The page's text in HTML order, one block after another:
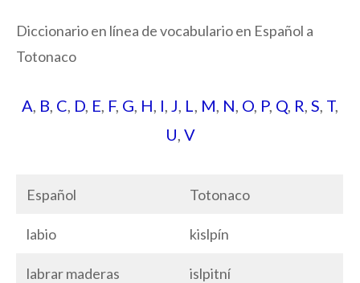
Diccionario en línea de vocabulario en Español a
Totonaco
A B C D E F, G H I J L M N O P, Q R S T,
U V
Español Totonaco
labio kislpín
labrar maderas islpitní